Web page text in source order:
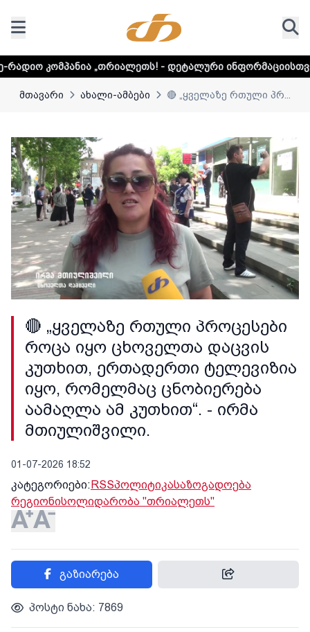
„თრიალეთს! - დეტალური ინფორმაციისთვის დააკლიკეთ
მთავარი ახალი-ამბები 🔴 „ყველაზე რთული პრ...
🔴 „ყველაზე რთული პროცესები
როცა იყო ცხოველთა დაცვის
კუთხით, ერთადერთი ტელევიზია
იყო, რომელმაც ცნობიერება
აამაღლა ამ კუთხით“. - ირმა
მთიულიშვილი.
01-07-2026 18:52
კატეგორიები:RSSპოლიტიკასაზოგადოება
რეგიონისოლიდარობა "თრიალეთს"
გაზიარება
პოსტი ნახა: 7869